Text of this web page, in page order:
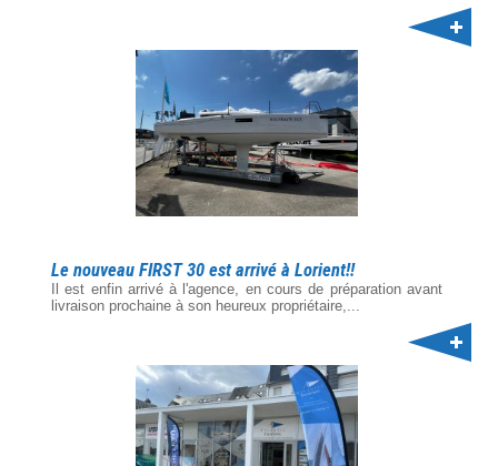
Le nouveau FIRST 30 est arrivé à Lorient!!
Il est enfin arrivé à l'agence, en cours de préparation avant
livraison prochaine à son heureux propriétaire,...